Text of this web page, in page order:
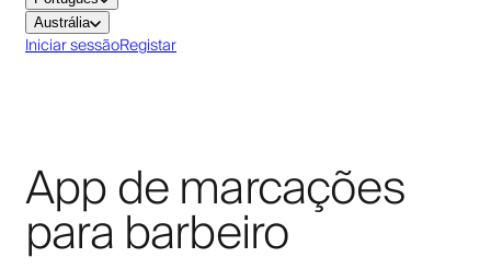
Austrália
Iniciar sessãoRegistar
App de marcações
para barbeiro